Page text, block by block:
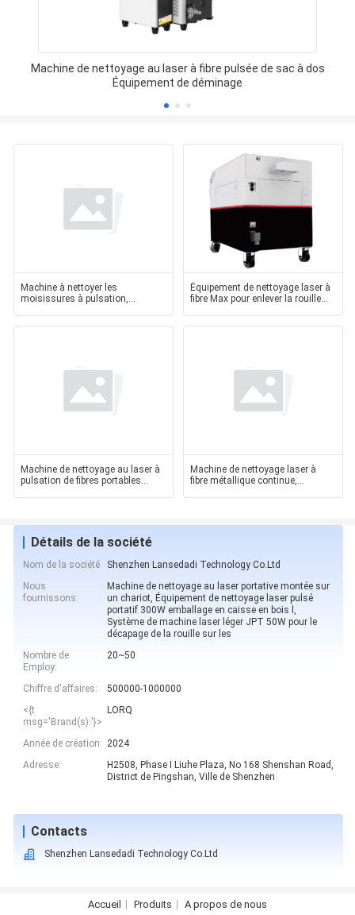
Machine de nettoyage au laser à fibre pulsée de sac à dos
Équipement de déminage
Machine à nettoyer les
moisissures à pulsation,
Équipement de nettoyage laser à
fibre Max pour enlever la rouille
Machine de nettoyage au laser à
pulsation de fibres portables
Machine de nettoyage laser à
fibre métallique continue,
Détails de la société
Nom de la société
Shenzhen Lansedadi Technology Co.Ltd
Nous
fournissons:
Machine de nettoyage au laser portative montée sur
un chariot, Équipement de nettoyage laser pulsé
portatif 300W emballage en caisse en bois l,
Système de machine laser léger JPT 50W pour le
décapage de la rouille sur les
Nombre de
Employ:
20~50
Chiffre d'affaires:
500000-1000000
<{t
msg='Brand(s):'}>
LORQ
Année de création: 2024
Adresse:
H2508, Phase I Liuhe Plaza, No 168 Shenshan Road,
District de Pingshan, Ville de Shenzhen
Contacts
Shenzhen Lansedadi Technology Co.Ltd
Accueil Produits A propos de nous